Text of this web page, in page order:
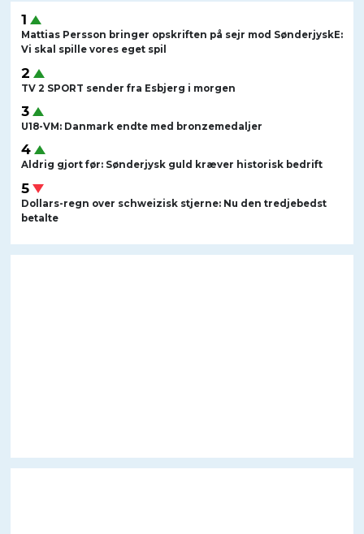
Mattias Persson bringer opskriften på sejr mod SønderjyskE:
Vi skal spille vores eget spil
TV 2 SPORT sender fra Esbjerg i morgen
U18-VM: Danmark endte med bronzemedaljer
Aldrig gjort før: Sønderjysk guld kræver historisk bedrift
Dollars-regn over schweizisk stjerne: Nu den tredjebedst
betalte